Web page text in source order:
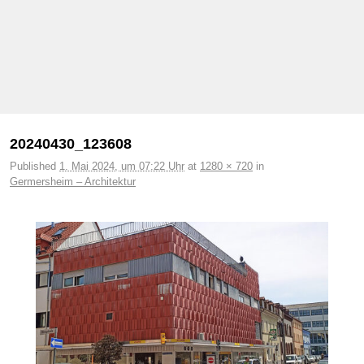
Bilder-Navigation
20240430_123608
Published 1. Mai 2024, um 07:22 Uhr at 1280 × 720 in
Germersheim – Architektur